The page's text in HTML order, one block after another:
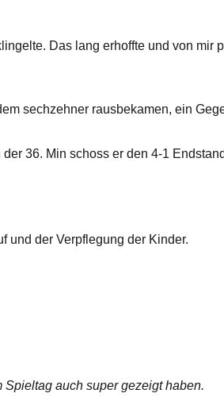
Das lang erhoffte und von mir
sechzehner rausbekamen, ein
36. Min schoss er den 4-1
und der Verpflegung der Kinder.
auch super gezeigt haben.